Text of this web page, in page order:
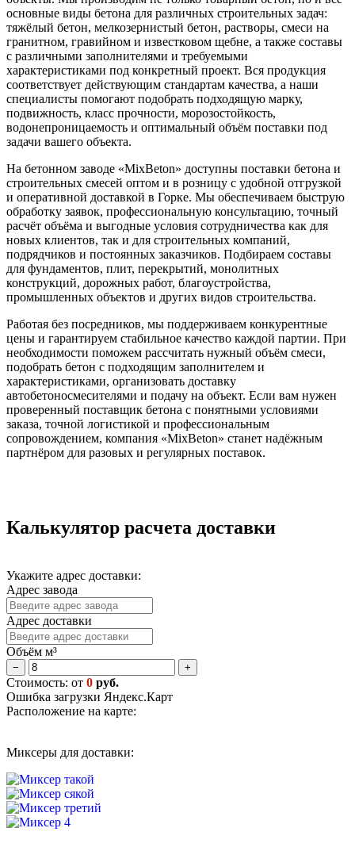
основные виды бетона для различных строительных задач:
тяжёлый бетон, мелкозернистый бетон, растворы, смеси на
гранитном, гравийном и известковом щебне, а также составы
с различными заполнителями и требуемыми
характеристиками под конкретный проект. Вся продукция
соответствует действующим стандартам качества, а наши
специалисты помогают подобрать подходящую марку,
подвижность, класс прочности, морозостойкость,
водонепроницаемость и оптимальный объём поставки под
задачи вашего объекта.
На бетонном заводе «MixBeton» доступны поставки бетона и
строительных смесей оптом и в розницу с удобной отгрузкой
и оперативной доставкой в Горке. Мы обеспечиваем быструю
обработку заявок, профессиональную консультацию, точный
расчёт объёма и выгодные условия сотрудничества как для
новых клиентов, так и для строительных компаний,
подрядчиков и постоянных заказчиков. Подбираем составы
для фундаментов, плит, перекрытий, монолитных
конструкций, дорожных работ, благоустройства,
промышленных объектов и других видов строительства.
Работая без посредников, мы поддерживаем конкурентные
цены и гарантируем стабильное качество каждой партии. При
необходимости поможем рассчитать нужный объём смеси,
подобрать бетон с подходящим заполнителем и
характеристиками, организовать доставку
автобетоносмесителями и подачу на объект. Если вам нужен
проверенный поставщик бетона с понятными условиями
заказа, точной логистикой и профессиональным
сопровождением, компания «MixBeton» станет надёжным
партнёром для разовых и регулярных поставок.
Калькулятор расчета доставки
Укажите адрес доставки:
Адрес завода
Адрес доставки
Объём м³
− +
Стоимость: от 0 руб.
Ошибка загрузки Яндекс.Карт
Расположение на карте:
Миксеры для доставки: